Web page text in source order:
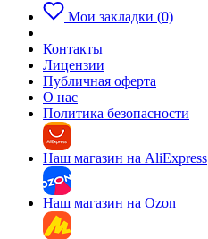
Мои закладки (0)
Контакты
Лицензии
Публичная оферта
О нас
Политика безопасности
Наш магазин на AliExpress
Наш магазин на Ozon